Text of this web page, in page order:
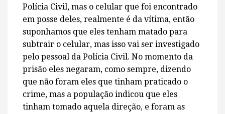
Polícia Civil, mas o celular que foi encontrado
em posse deles, realmente é da vítima, então
suponhamos que eles tenham matado para
subtrair o celular, mas isso vai ser investigado
pelo pessoal da Polícia Civil. No momento da
prisão eles negaram, como sempre, dizendo
que não foram eles que tinham praticado o
crime, mas a população indicou que eles
tinham tomado aquela direção, e foram as